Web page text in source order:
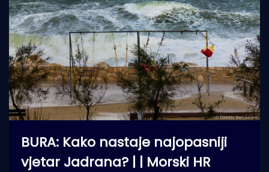
BURA: Kako nastaje najopasniji
vjetar Jadrana? | | Morski HR